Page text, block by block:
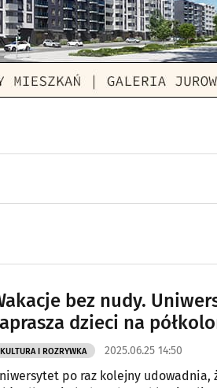
bez nudy.
dzieci na
KULTURA I ROZRYWKA 2025.06.25 14:50
po raz kolejny udowadnia,